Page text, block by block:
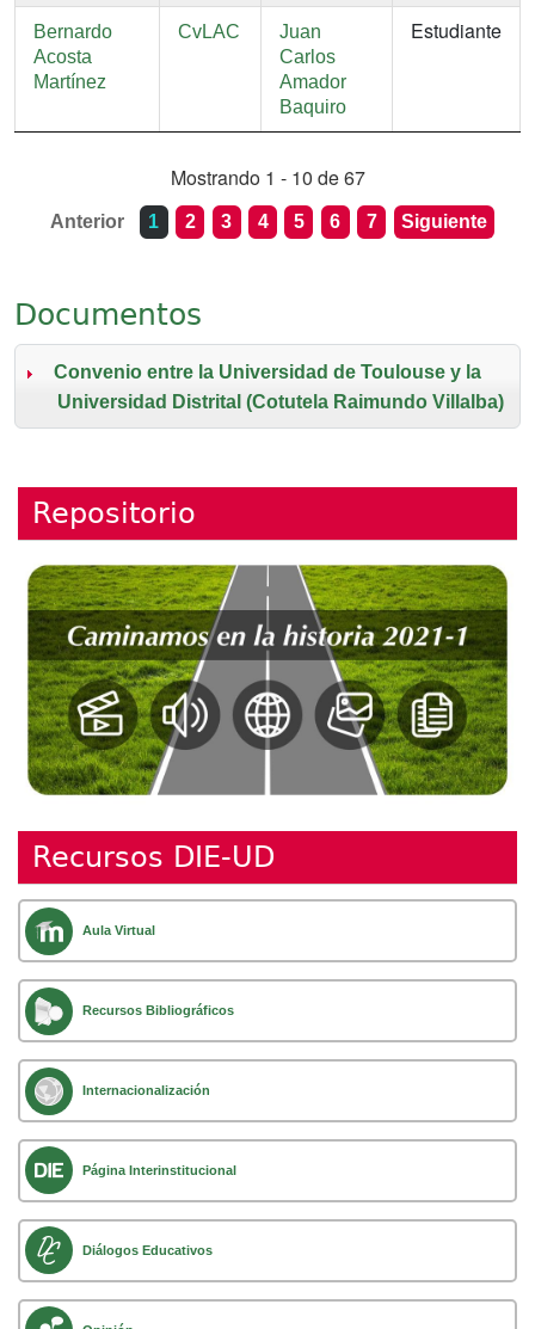
Bernardo
Acosta
Martínez
CvLAC
Juan
Carlos
Amador
Baquiro
Estudiante
Mostrando 1 - 10 de 67
Anterior 1 2 3 4 5 6 7 Siguiente
Documentos
Convenio entre la Universidad de Toulouse y la
Universidad Distrital (Cotutela Raimundo Villalba)
Repositorio
Recursos DIE-UD
Aula Virtual
Recursos Bibliográficos
Internacionalización
Página Interinstitucional
Diálogos Educativos